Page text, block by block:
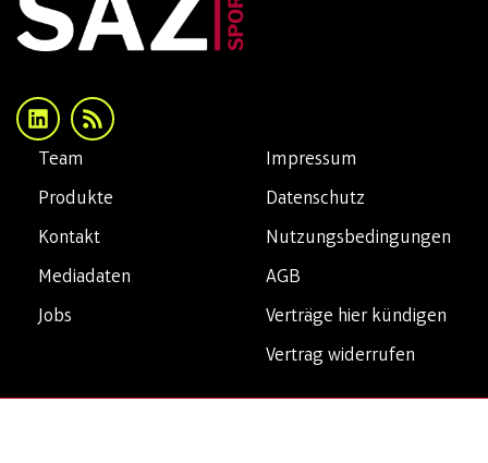
Impressum
Datenschutz
Nutzungsbedingungen
AGB
Verträge hier kündigen
Vertrag widerrufen
Team
Produkte
Kontakt
Mediadaten
Jobs